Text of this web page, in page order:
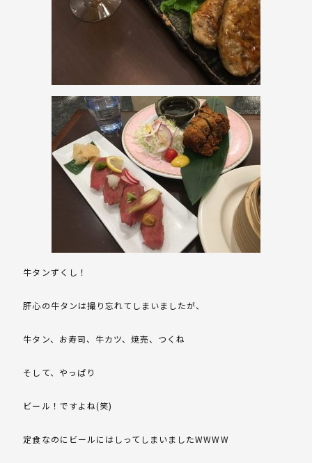
牛タンずくし！
肝心の牛タンは撮り忘れてしまいましたが、
牛タン、お寿司、牛カツ、焼売、つくね
そして、やっぱり
ビール！ですよね(笑)
定食なのにビールにはしってしまいましたWWWW